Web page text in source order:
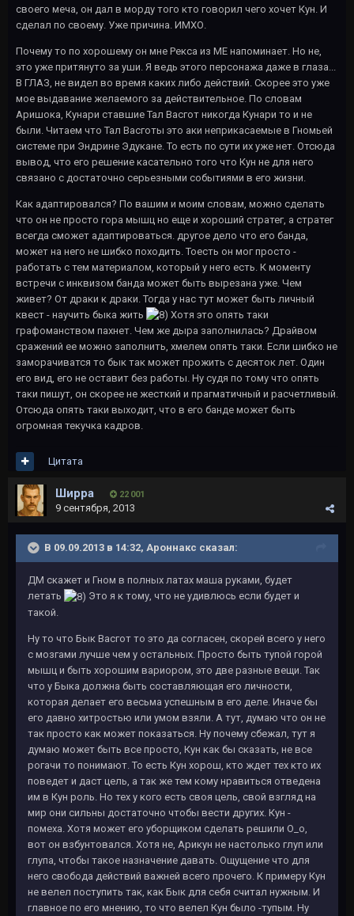
своего меча, он дал в морду того кто говорил чего хочет Кун. И
сделал по своему. Уже причина. ИМХО.
Почему то по хорошему он мне Рекса из МЕ напоминает. Но не,
это уже притянуто за уши. Я ведь этого персонажа даже в глаза...
В ГЛАЗ, не видел во время каких либо действий. Скорее это уже
мое выдавание желаемого за действительное. По словам
Аришока, Кунари ставшие Тал Васгот никогда Кунари то и не
были. Читаем что Тал Васготы это аки неприкасаемые в Гномьей
системе при Эндрине Эдукане. То есть по сути их уже нет. Отсюда
вывод, что его решение касательно того что Кун не для него
связано с достаточно серьезными событиями в его жизни.
Как адаптировался? По вашим и моим словам, можно сделать
что он не просто гора мышц но еще и хороший стратег, а стратег
всегда сможет адаптироваться. другое дело что его банда,
может на него не шибко походить. Тоесть он мог просто -
работать с тем материалом, который у него есть. К моменту
встречи с инквизом банда может быть вырезана уже. Чем
живет? От драки к драки. Тогда у нас тут может быть личный
квест - научить быка жить
Хотя это опять таки
графоманством пахнет. Чем же дыра заполнилась? Драйвом
сражений ее можно заполнить, хмелем опять таки. Если шибко не
заморачиватся то бык так может прожить с десяток лет. Один
его вид, его не оставит без работы. Ну судя по тому что опять
таки пишут, он скорее не жесткий и прагматичный и расчетливый.
Отсюда опять таки выходит, что в его банде может быть
огромная текучка кадров.
Цитата
Ширра 22 001
9 сентября, 2013
В 09.09.2013 в 14:32, Ароннакс сказал:
ДМ скажет и Гном в полных латах маша руками, будет
летать
Это я к тому, что не удивлюсь если будет и
такой.
Ну то что Бык Васгот то это да согласен, скорей всего у него
с мозгами лучше чем у остальных. Просто быть тупой горой
мышц и быть хорошим вариором, это две разные вещи. Так
что у Быка должна быть составляющая его личности,
которая делает его весьма успешным в его деле. Иначе бы
его давно хитростью или умом взяли. А тут, думаю что он не
так просто как может показаться. Ну почему сбежал, тут я
думаю может быть все просто, Кун как бы сказать, не все
рогачи то понимают. То есть Кун хорош, кто ждет тех кто их
поведет и даст цель, а так же тем кому нравиться отведена
им в Кун роль. Но тех у кого есть своя цель, свой взгляд на
мир они сильны достаточно чтобы вести других. Кун -
помеха. Хотя может его уборщиком сделать решили O_o,
вот он взбунтовался. Хотя не, Арикун не настолько глуп или
глупа, чтобы такое назначение давать. Ощущение что для
него свобода действий важней всего прочего. К примеру Кун
не велел поступить так, как Бык для себя считал нужным. И
главное по его мнению, то что велел Кун было -тупым. Ну